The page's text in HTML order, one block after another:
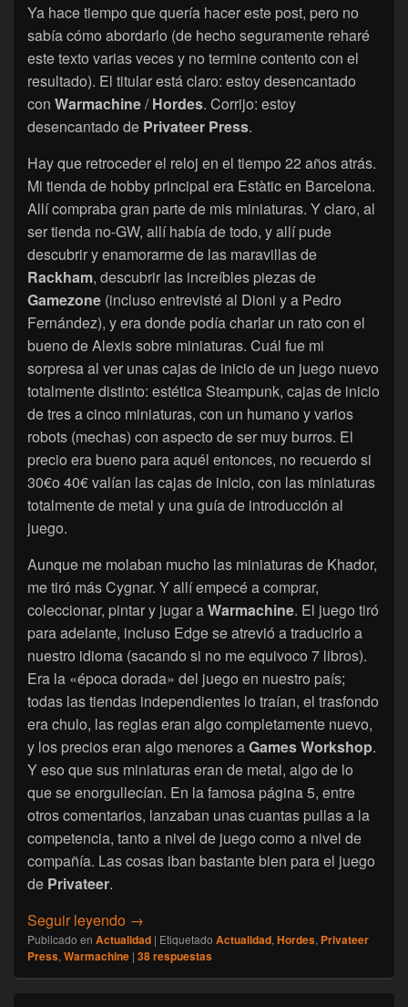
Ya hace tiempo que quería hacer este post, pero no
sabía cómo abordarlo (de hecho seguramente reharé
este texto varias veces y no termine contento con el
resultado). El titular está claro: estoy desencantado
con Warmachine/Hordes. Corrijo: estoy
desencantado de Privateer Press.
Hay que retroceder el reloj en el tiempo 22 años atrás.
Mi tienda de hobby principal era Estàtic en Barcelona.
Allí compraba gran parte de mis miniaturas. Y claro, al
ser tienda no-GW, allí había de todo, y allí pude
descubrir y enamorarme de las maravillas de
Rackham, descubrir las increíbles piezas de
Gamezone (incluso entrevisté al Dioni y a Pedro
Fernández), y era donde podía charlar un rato con el
bueno de Alexis sobre miniaturas. Cuál fue mi
sorpresa al ver unas cajas de inicio de un juego nuevo
totalmente distinto: estética Steampunk, cajas de inicio
de tres a cinco miniaturas, con un humano y varios
robots (mechas) con aspecto de ser muy burros. El
precio era bueno para aquél entonces, no recuerdo si
30€o 40€ valían las cajas de inicio, con las miniaturas
totalmente de metal y una guía de introducción al
juego.
Aunque me molaban mucho las miniaturas de Khador,
me tiró más Cygnar. Y allí empecé a comprar,
coleccionar, pintar y jugar aWarmachine. El juego tiró
para adelante, incluso Edge se atrevió a traducirlo a
nuestro idioma (sacando si no me equivoco 7 libros).
Era la «época dorada» del juego en nuestro país;
todas las tiendas independientes lo traían, el trasfondo
era chulo, las reglas eran algo completamente nuevo,
y los precios eran algo menores aGames Workshop.
Y eso que sus miniaturas eran de metal, algo de lo
que se enorgullecían. En la famosa página 5, entre
otros comentarios, lanzaban unas cuantas pullas a la
competencia, tanto a nivel de juego como a nivel de
compañía. Las cosas iban bastante bien para el juego
de Privateer.
Seguir leyendo [Warmachine] Mi desencanto con
→
Publicado en Actualidad | Etiquetado Actualidad, Hordes, Privateer
Press, Warmachine | 38respuestas